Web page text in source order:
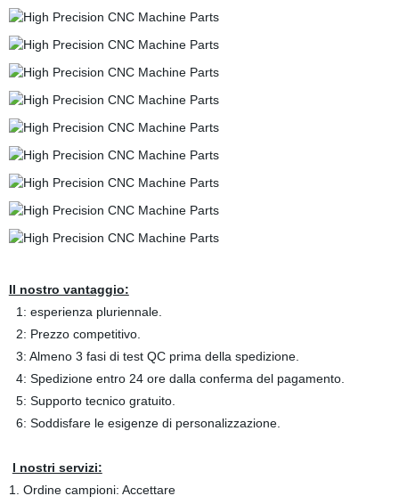
Il nostro vantaggio:
1: esperienza pluriennale.
2: Prezzo competitivo.
3: Almeno 3 fasi di test QC prima della spedizione.
4: Spedizione entro 24 ore dalla conferma del pagamento.
5: Supporto tecnico gratuito.
6: Soddisfare le esigenze di personalizzazione.
I nostri servizi:
1. Ordine campioni: Accettare